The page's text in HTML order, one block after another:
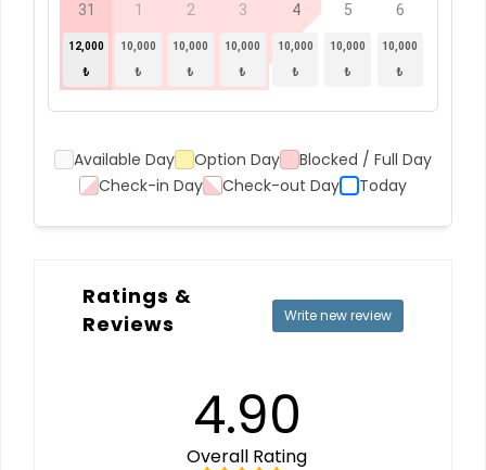
31
12,000
₺
1
10,000
₺
2
10,000
₺
3
10,000
₺
4
10,000
₺
5
10,000
₺
6
10,000
₺
Available Day Option Day
Blocked / Full Day
Check-in Day
Check-out Day Today
Ratings &
Reviews
Write new review
4.90
Overall Rating